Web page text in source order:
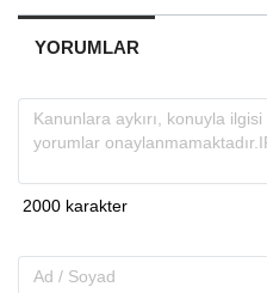
YORUMLAR